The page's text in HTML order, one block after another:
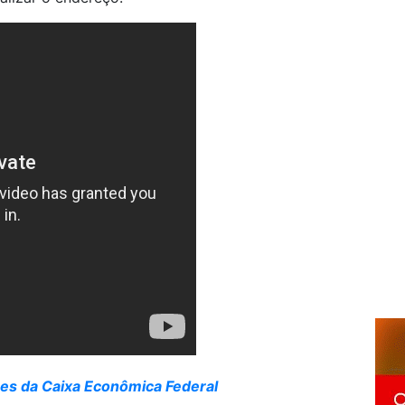
da Caixa Econômica Federal